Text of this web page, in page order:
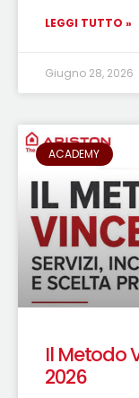
LEGGI TUTTO »
Giugno 28, 2026
ACADEMY
Il Metodo
2026